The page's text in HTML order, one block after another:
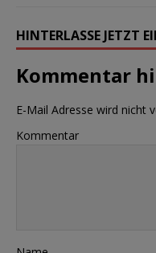
HINTERLASSE JETZT
Kommentar
E-Mail Adresse wird nicht
Kommentar